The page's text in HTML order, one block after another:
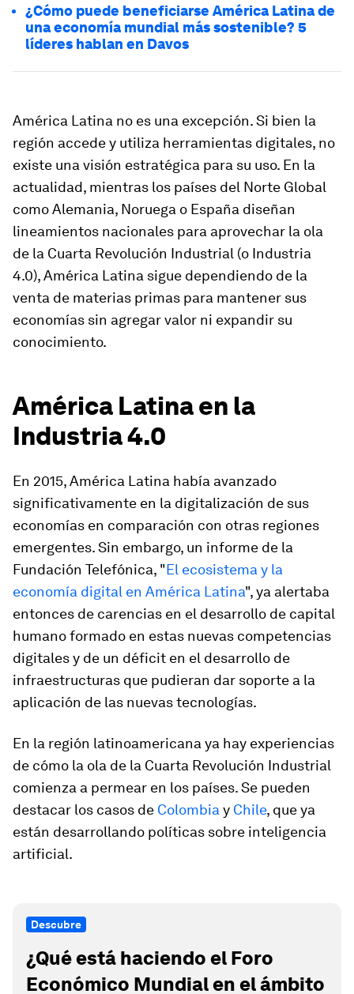
¿Cómo puede beneficiarse América Latina de
una economía mundial más sostenible? 5
líderes hablan en Davos
América Latina no es una excepción. Si bien la
región accede y utiliza herramientas digitales, no
existe una visión estratégica para su uso. En la
actualidad, mientras los países del Norte Global
como Alemania, Noruega o España diseñan
lineamientos nacionales para aprovechar la ola
de la Cuarta Revolución Industrial (o Industria
4.0), América Latina sigue dependiendo de la
venta de materias primas para mantener sus
economías sin agregar valor ni expandir su
conocimiento.
América Latina en la
Industria 4.0
En 2015, América Latina había avanzado
significativamente en la digitalización de sus
economías en comparación con otras regiones
emergentes. Sin embargo, un informe de la
Fundación Telefónica, "El ecosistema y la
economía digital en América Latina", ya alertaba
entonces de carencias en el desarrollo de capital
humano formado en estas nuevas competencias
digitales y de un déficit en el desarrollo de
infraestructuras que pudieran dar soporte a la
aplicación de las nuevas tecnologías.
En la región latinoamericana ya hay experiencias
de cómo la ola de la Cuarta Revolución Industrial
comienza a permear en los países. Se pueden
destacar los casos de Colombia y Chile, que ya
están desarrollando políticas sobre inteligencia
artificial.
Descubre
¿Qué está haciendo el Foro
Económico Mundial en el ámbito